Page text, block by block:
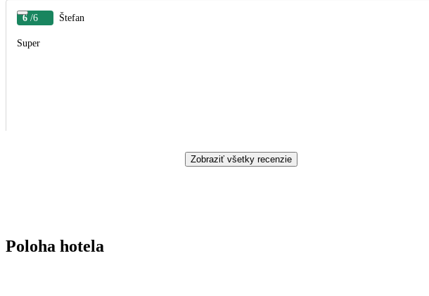
6 /6 Štefan
Super
Zobraziť všetky recenzie
Poloha hotela